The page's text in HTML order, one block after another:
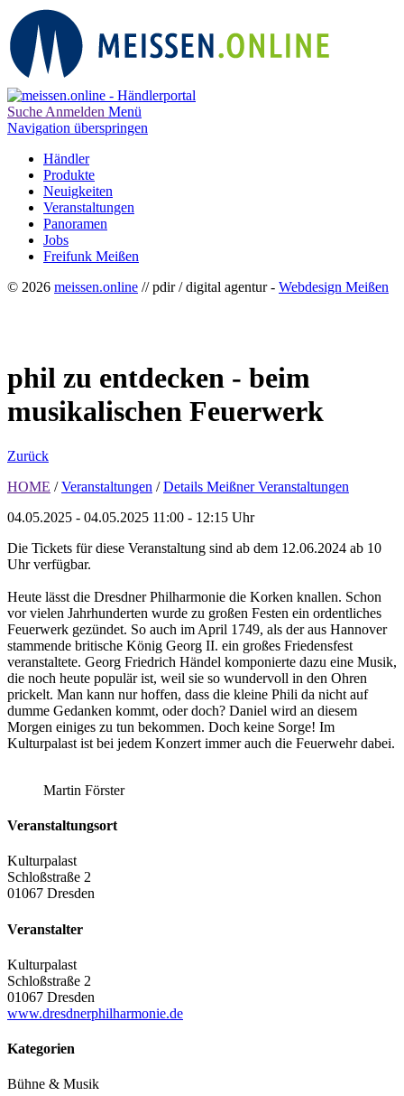
Suche Anmelden Menü
Navigation überspringen
Händler
Produkte
Neuigkeiten
Veranstaltungen
Panoramen
Jobs
Freifunk Meißen
© 2026 meissen.online // pdir / digital agentur - Webdesign Meißen
phil zu entdecken - beim
musikalischen Feuerwerk
Zurück
HOME / Veranstaltungen / Details Meißner Veranstaltungen
04.05.2025 - 04.05.2025 11:00 - 12:15 Uhr
Die Tickets für diese Veranstaltung sind ab dem 12.06.2024 ab 10
Uhr verfügbar.
Heute lässt die Dresdner Philharmonie die Korken knallen. Schon
vor vielen Jahrhunderten wurde zu großen Festen ein ordentliches
Feuerwerk gezündet. So auch im April 1749, als der aus Hannover
stammende britische König Georg II. ein großes Friedensfest
veranstaltete. Georg Friedrich Händel komponierte dazu eine Musik,
die noch heute populär ist, weil sie so wundervoll in den Ohren
prickelt. Man kann nur hoffen, dass die kleine Phili da nicht auf
dumme Gedanken kommt, oder doch? Daniel wird an diesem
Morgen einiges zu tun bekommen. Doch keine Sorge! Im
Kulturpalast ist bei jedem Konzert immer auch die Feuerwehr dabei.
Martin Förster
Veranstaltungsort
Kulturpalast
Schloßstraße 2
01067 Dresden
Veranstalter
Kulturpalast
Schloßstraße 2
01067 Dresden
www.dresdnerphilharmonie.de
Kategorien
Bühne & Musik